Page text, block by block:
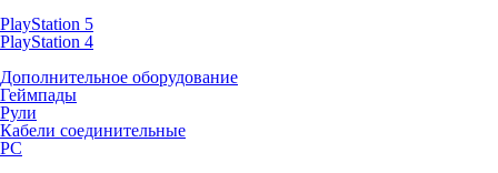
PlayStation 5
PlayStation 4
Дополнительное оборудование
Геймпады
Рули
Кабели соединительные
PC